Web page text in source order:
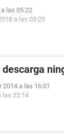
las 05:22
a las 03:25
2014 a las 16:01
las 22:14